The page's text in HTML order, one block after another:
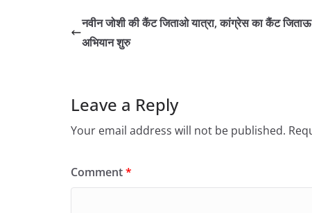
नवीन जोशी की कैंट जिताओ यात्रा, कांग्रेस का कैंट जिताऊ
अभियान शुरु
Leave a Reply
Your email address will not be published.
Comment*